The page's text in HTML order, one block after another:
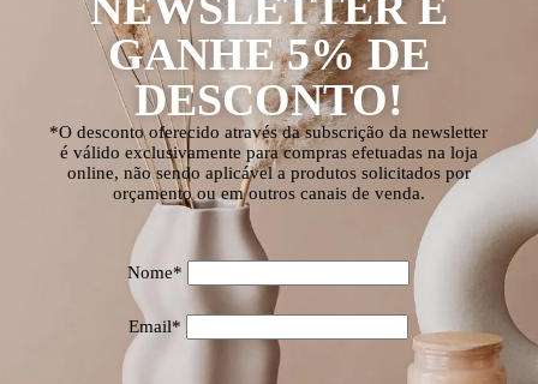
GANHE 5% DE
DESCONTO!
*O desconto oferecido através da subscrição da newsletter
é válido exclusivamente para compras efetuadas na loja
online, não sendo aplicável a produtos solicitados por
orçamento ou em outros canais de venda.
Nome*
Email*